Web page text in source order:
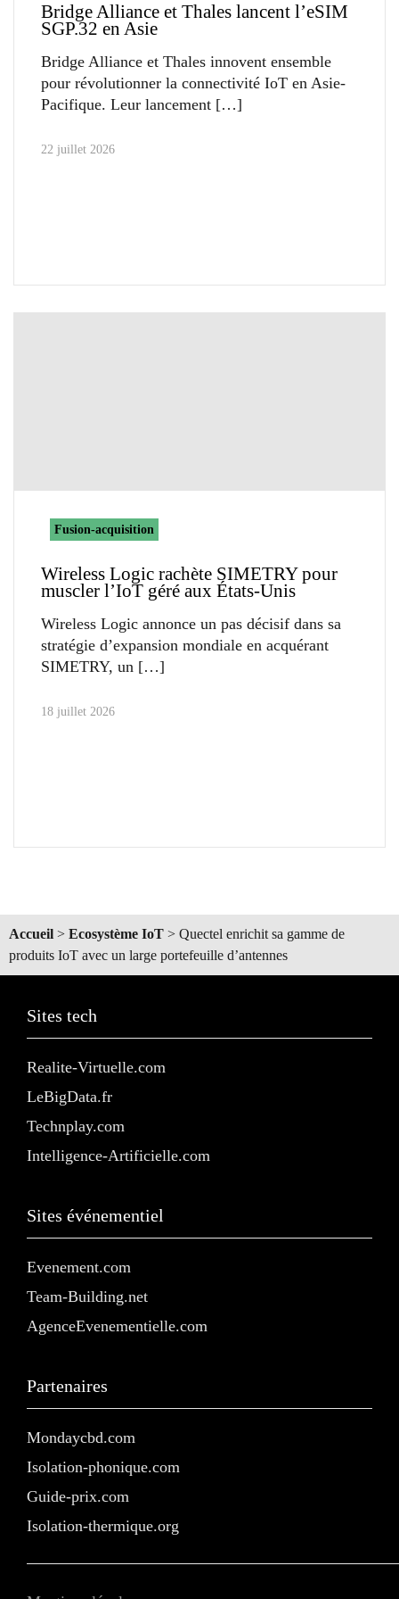
Bridge Alliance et Thales lancent l’eSIM
SGP.32 en Asie
Bridge Alliance et Thales innovent ensemble
pour révolutionner la connectivité IoT en Asie-
Pacifique. Leur lancement
22 juillet 2026
Fusion-acquisition
Wireless Logic rachète SIMETRY pour
muscler l’IoT géré aux États-Unis
Wireless Logic annonce un pas décisif dans sa
stratégie d’expansion mondiale en acquérant
SIMETRY, un
18 juillet 2026
Accueil > Ecosystème IoT > Quectel enrichit sa gamme de
produits IoT avec un large portefeuille d’antennes
Sites tech
Realite-Virtuelle.com
LeBigData.fr
Technplay.com
Intelligence-Artificielle.com
Sites événementiel
Evenement.com
Team-Building.net
AgenceEvenementielle.com
Partenaires
Mondaycbd.com
Isolation-phonique.com
Guide-prix.com
Isolation-thermique.org